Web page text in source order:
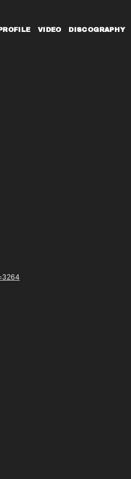
PROFILE VIDEO DISCOGRAPHY